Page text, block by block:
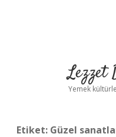
Lezzet
Yemek
Etiket: Güzel